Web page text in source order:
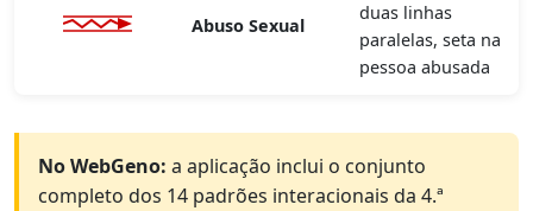
Abuso Sexual
duas linhas
paralelas, seta na
pessoa abusada
No WebGeno: a aplicação inclui o conjunto
completo dos 14 padrões interacionais da 4.ª